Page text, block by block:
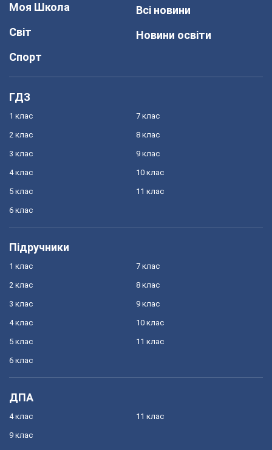
Моя Школа
Світ
Спорт
Всі новини
Новини освіти
ГДЗ
1 клас
2 клас
3 клас
4 клас
5 клас
6 клас
7 клас
8 клас
9 клас
10 клас
11 клас
Підручники
1 клас
2 клас
3 клас
4 клас
5 клас
6 клас
7 клас
8 клас
9 клас
10 клас
11 клас
ДПА
4 клас
9 клас
11 клас